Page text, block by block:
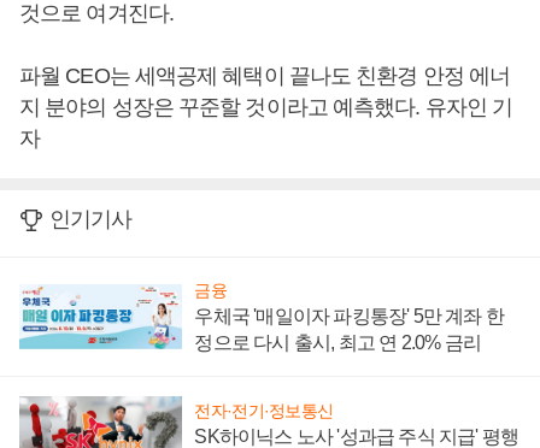
것으로 여겨진다.
파월 CEO는 세액공제 혜택이 끝나도 친환경 안정 에너
지 분야의 성장은 꾸준할 것이라고 예측했다. 유자인 기
자
인기기사
금융
우체국 '매일이자 파킹통장' 5만 계좌 한
정으로 다시 출시, 최고 연 2.0% 금리
전자·전기·정보통신
SK하이닉스 노사 '성과급 주식 지급' 평행